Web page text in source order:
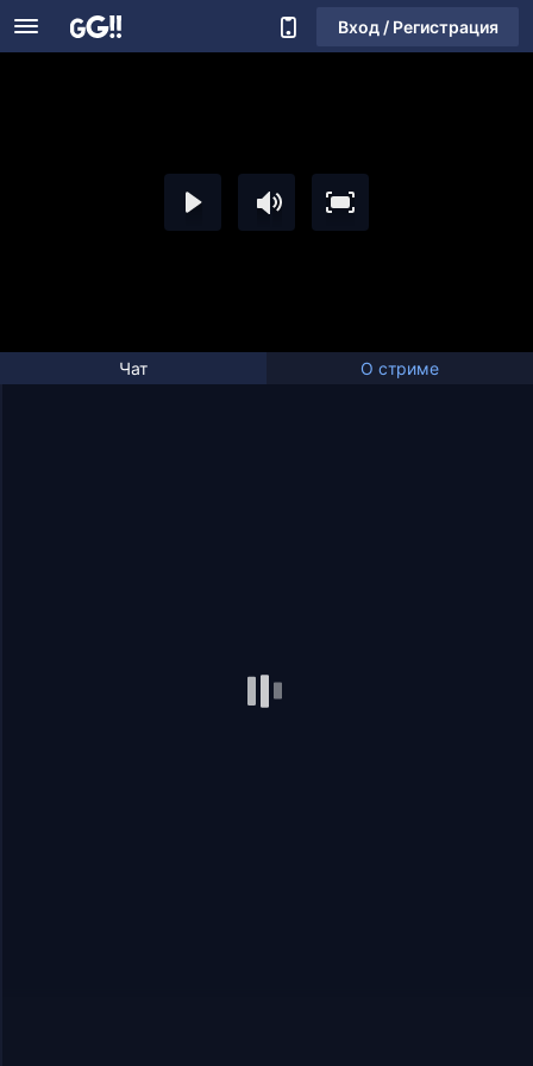
Вход / Регистрация
Чат О стриме